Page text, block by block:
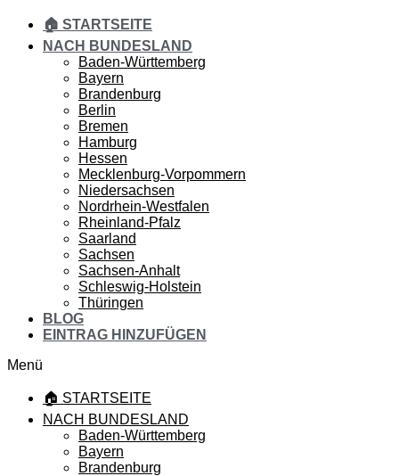
🏠 STARTSEITE
NACH BUNDESLAND
Baden-Württemberg
Bayern
Brandenburg
Berlin
Bremen
Hamburg
Hessen
Mecklenburg-Vorpommern
Niedersachsen
Nordrhein-Westfalen
Rheinland-Pfalz
Saarland
Sachsen
Sachsen-Anhalt
Schleswig-Holstein
Thüringen
BLOG
EINTRAG HINZUFÜGEN
Menü
🏠 STARTSEITE
NACH BUNDESLAND
Baden-Württemberg
Bayern
Brandenburg